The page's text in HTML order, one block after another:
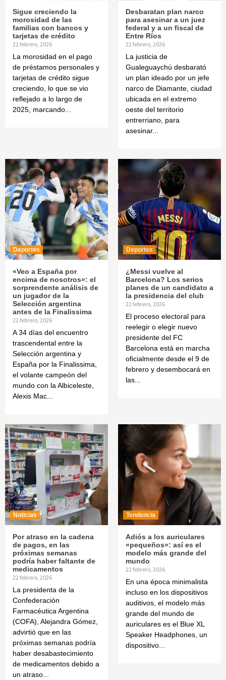
Sigue creciendo la
morosidad de las
familias con bancos y
tarjetas de crédito
22 febrero, 2026
La morosidad en el pago
de préstamos personales y
tarjetas de crédito sigue
creciendo, lo que se vio
reflejado a lo largo de
2025, marcando...
Desbaratan plan narco
para asesinar a un juez
federal y a un fiscal de
Entre Ríos
22 febrero, 2026
La justicia de
Gualeguaychú desbarató
un plan ideado por un jefe
narco de Diamante, ciudad
ubicada en el extremo
oeste del territorio
entrerriano, para
asesinar...
Deportes
«Veo a España por
encima de nosotros»: el
sorprendente análisis de
un jugador de la
Selección argentina
antes de la Finalissima
22 febrero, 2026
A 34 días del encuentro
trascendental entre la
Selección argentina y
España por la Finalissima,
el volante campeón del
mundo con la Albiceleste,
Alexis Mac...
Deportes
¿Messi vuelve al
Barcelona? Los serios
planes de un candidato a
la presidencia del club
22 febrero, 2026
El proceso electoral para
reelegir o elegir nuevo
presidente del FC
Barcelona está en marcha
oficialmente desde el 9 de
febrero y desembocará en
las...
Noticias
Por atraso en la cadena
de pagos, en las
próximas semanas
podría haber faltante de
medicamentos
22 febrero, 2026
La presidenta de la
Confederación
Farmacéutica Argentina
(COFA), Alejandra Gómez,
advirtió que en las
próximas semanas podría
haber desabastecimiento
de medicamentos debido a
un atraso...
Tendencia
Adiós a los auriculares
«pequeños»: así es el
modelo más grande del
mundo
22 febrero, 2026
En una época minimalista
incluso en los dispositivos
auditivos, el modelo más
grande del mundo de
auriculares es el Blue XL
Speaker Headphones, un
dispositivo...